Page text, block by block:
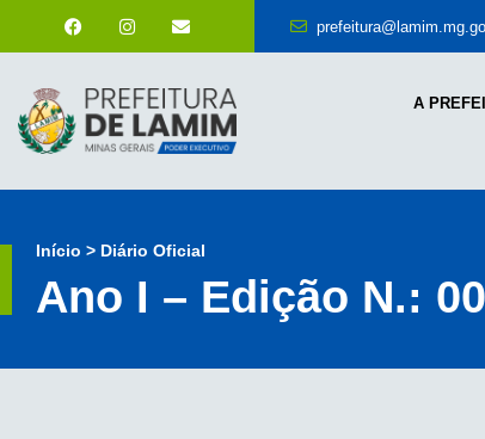
A
Início > Diário Oficial
Ano I – Edição N.: